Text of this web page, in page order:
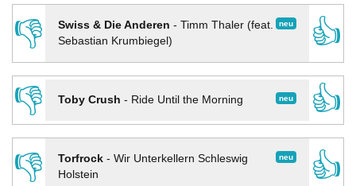
👎
neu
Swiss & Die Anderen - Timm Thaler (feat.
Sebastian Krumbiegel)
👍
👎
neu
Toby Crush - Ride Until the Morning
👍
👎
neu
Torfrock- Wir Unterkellern Schleswig
Holstein
👍